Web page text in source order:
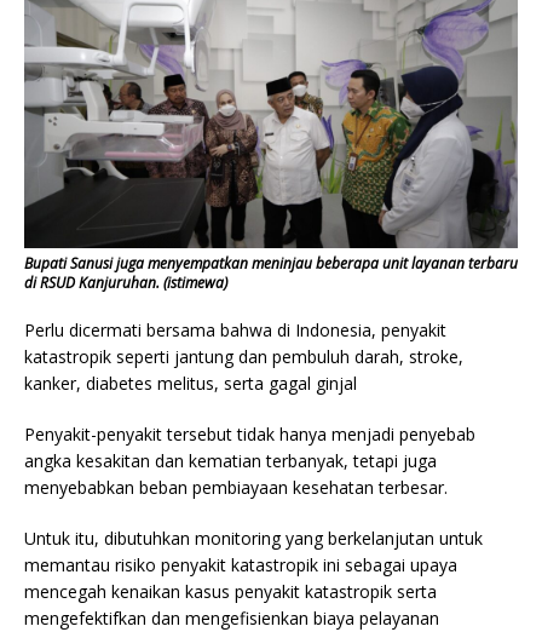
Bupati Sanusi juga menyempatkan meninjau beberapa unit layanan terbaru
di RSUD Kanjuruhan. (istimewa)
Perlu dicermati bersama bahwa di Indonesia, penyakit
katastropik seperti jantung dan pembuluh darah, stroke,
kanker, diabetes melitus, serta gagal ginjal
Penyakit-penyakit tersebut tidak hanya menjadi penyebab
angka kesakitan dan kematian terbanyak, tetapi juga
menyebabkan beban pembiayaan kesehatan terbesar.
Untuk itu, dibutuhkan monitoring yang berkelanjutan untuk
memantau risiko penyakit katastropik ini sebagai upaya
mencegah kenaikan kasus penyakit katastropik serta
mengefektifkan dan mengefisienkan biaya pelayanan